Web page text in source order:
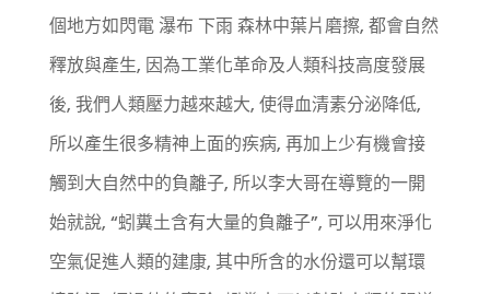
個地方如閃電 瀑布 下雨 森林中葉片磨擦, 都會自然
釋放與產生, 因為工業化革命及人類科技高度發展
後, 我們人類壓力越來越大, 使得血清素分泌降低,
所以產生很多精神上面的疾病, 再加上少有機會接
觸到大自然中的負離子, 所以李大哥在導覽的一開
始就說, “蚓糞土含有大量的負離子”, 可以用來淨化
空氣促進人類的建康, 其中所含的水份還可以幫環